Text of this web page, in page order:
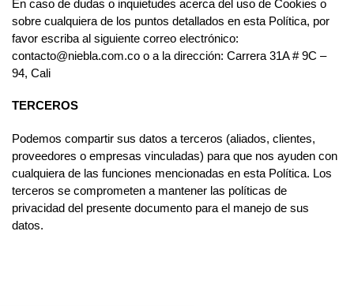
En caso de dudas o inquietudes acerca del uso de Cookies o
sobre cualquiera de los puntos detallados en esta Política, por
favor escriba al siguiente correo electrónico:
contacto@niebla.com.co o a la dirección: Carrera 31A # 9C –
94, Cali
TERCEROS
Podemos compartir sus datos a terceros (aliados, clientes,
proveedores o empresas vinculadas) para que nos ayuden con
cualquiera de las funciones mencionadas en esta Política. Los
terceros se comprometen a mantener las políticas de
privacidad del presente documento para el manejo de sus
datos.